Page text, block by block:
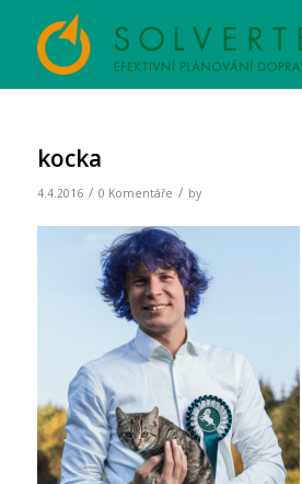
kocka
4.4.2016 / 0 Komentáře / by